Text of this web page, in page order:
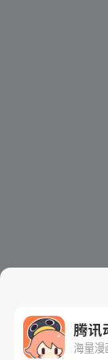
腾讯
海量